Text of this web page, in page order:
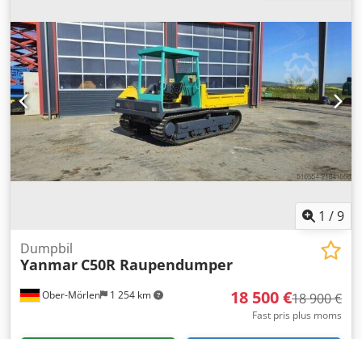
information. = Fler alternativ och tillbehör = - Batteri -
Kontrollpanel - Ståltak - Tankfordon
1 /9
Ober-Mörlen 1 254 km
Dumpbil
Yanmar C50R Raupendumper
18 500 €18 900 €
Fast pris plus moms